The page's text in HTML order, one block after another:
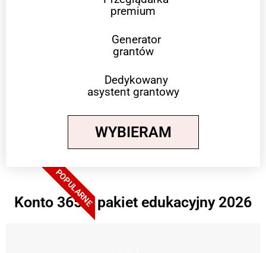
premium
Generator
grantów
Dedykowany
asystent grantowy
WYBIERAM
POPULARNE
Konto 365 + pakiet edukacyjny 2026